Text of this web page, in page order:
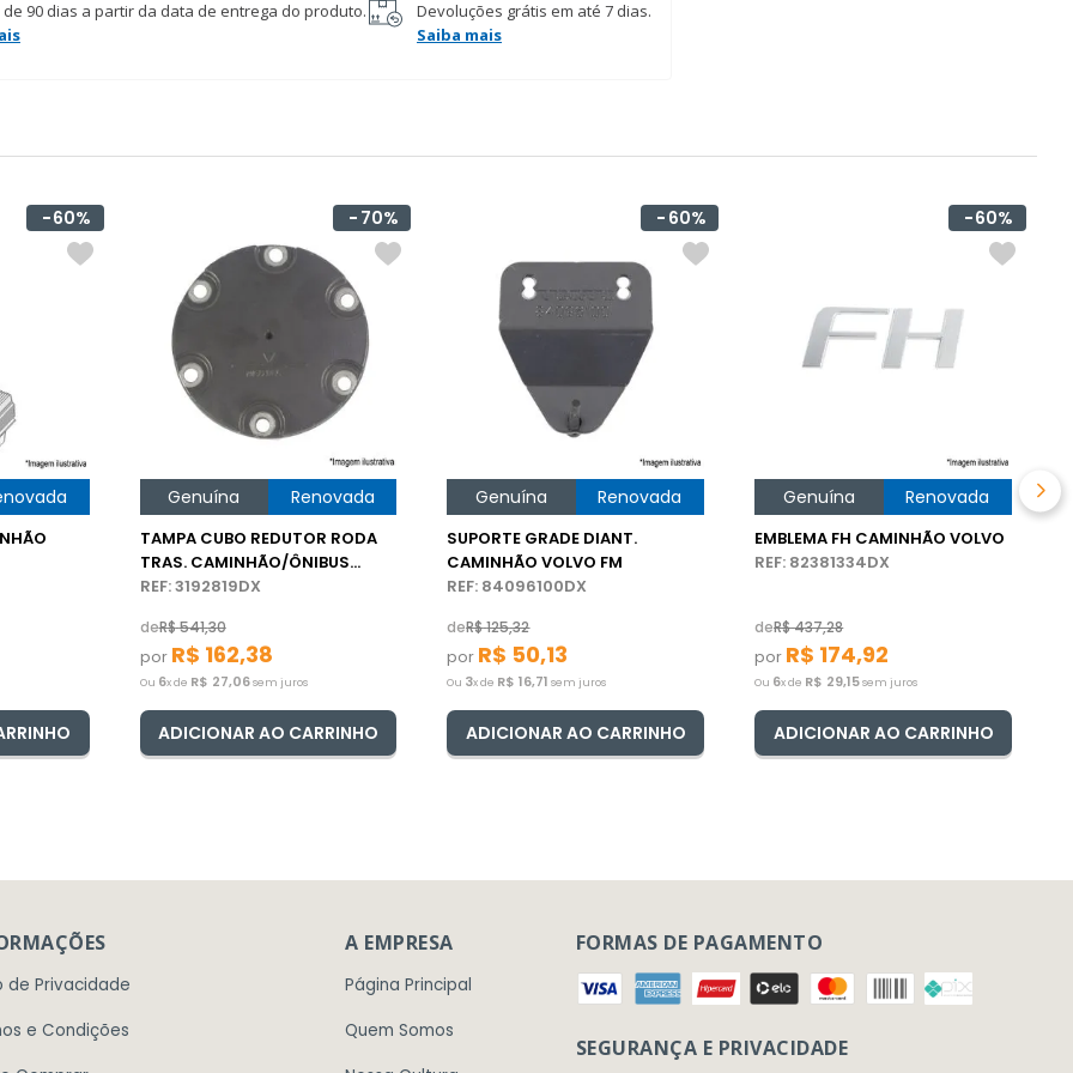
90 dias a partir da data de entrega do produto.
Devoluções grátis em até 7 dias.
Saiba mais
60% 70%
Genuína Renovada
TAMPA CUBO REDUTOR RODA
TRAS. CAMINHÃO/ÔNIBUS
VOLVO
REF: 3192819DX
deR$541,30
por R$ 162,38
Ou 6x de R$ 27,06sem juros
ADICIONAR AO CARRINHO
60%
Genuína Renovada
SUPORTE GRADE DIANT.
CAMINHÃO VOLVO FM
REF: 84096100DX
deR$125,32
por R$ 50,13
Ou 3x de R$ 16,71 sem juros
ADICIONAR AO CARRINHO
60%
Genuína Renovada
EMBLEMA FH CAMINHÃO VOLVO
REF: 82381334DX
deR$437,28
por R$ 174,92
Ou 6x de R$ 29,15sem juros
ADICIONAR AO CARRINHO
de Privacidade
e Condições
A EMPRESA
Página Principal
Quem Somos
FORMAS DE PAGAMENTO
SEGURANÇA E PRIVACIDADE